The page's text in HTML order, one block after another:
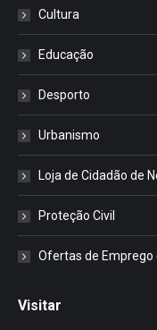
Cultura
Educação
Desporto
Urbanismo
Loja de Cidadão de
Proteção Civil
Ofertas de Emprego
Visitar